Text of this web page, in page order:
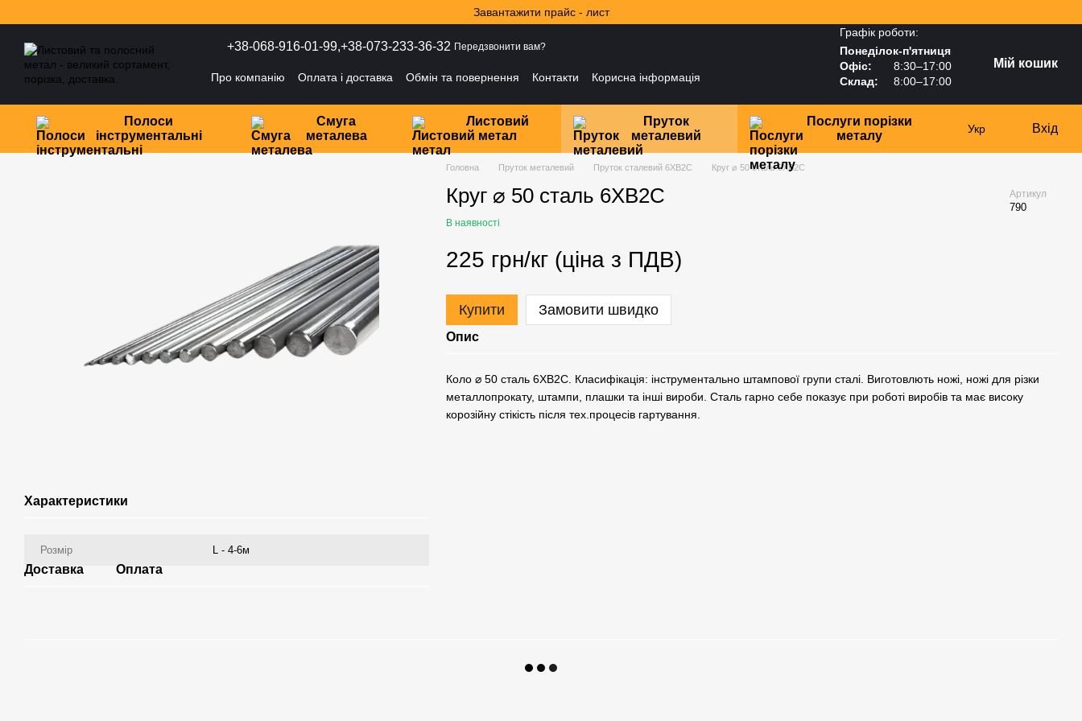
Завантажити прайс - лист
+38-068-916-01-99,+38-073-233-36-32 Передзвонити вам?
Про компанію Оплата і доставка Обмін та повернення Контакти
Корисна інформація
Графік роботи:
Понеділок-п'ятниця
Офіс:
8:30–17:00
Склад:
8:00–17:00
Мій кошик
Полоси
інструментальні
Смуга
металева
Листовий
метал
Пруток
металевий
Послуги порізки
металу
Укр Вхід
Характеристики
Розмір L - 4-6м
Доставка Оплата
Головна Пруток металевий Пруток сталевий 6ХВ2С Круг ⌀ 50 сталь 6ХВ2С
Круг ⌀ 50 сталь 6ХВ2С Артикул
790
В наявності
225 грн/кг (ціна з ПДВ)
Купити Замовити швидко
Опис
Коло ⌀ 50 сталь 6ХВ2С. Класифікація: інструментально штампової групи сталі. Виготовлють ножі, ножі для різки
металлопрокату, штампи, плашки та інші вироби. Сталь гарно себе показує при роботі виробів та має високу
корозійну стікість після тех.процесів гартування.